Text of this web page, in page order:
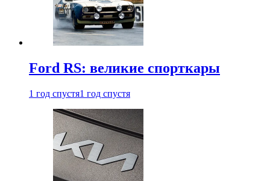
Ford RS: великие спорткары
1 год спустя1 год спустя